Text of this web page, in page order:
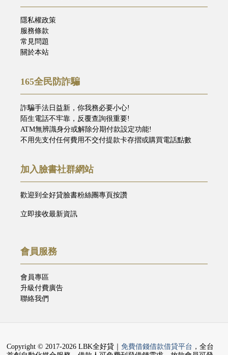
隱私權政策
服務條款
常見問題
關於本站
165全民防詐騙
詐騙手法日益新，你我務必要小心!
陌生電話不牢靠，反覆查詢很重要!
ATM無辨識身分或解除分期付款設定功能!
不用先支付任何費用不交付提款卡存摺或購買電話點數
加入臉書社群網站
歡迎到全好貸臉書粉絲團專頁按讚
立即接收最新資訊
會員服務
會員專區
升級付費廣告
聯絡我們
Copyright © 2017-2026 LBK全好貸｜ 免費借錢借款借貸平台 ，全台